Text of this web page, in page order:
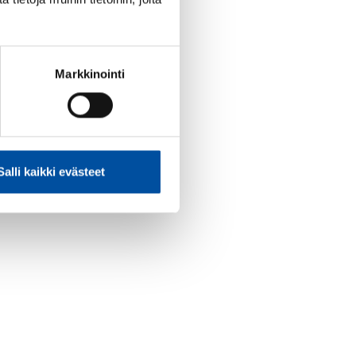
Markkinointi
kaikki evästeet